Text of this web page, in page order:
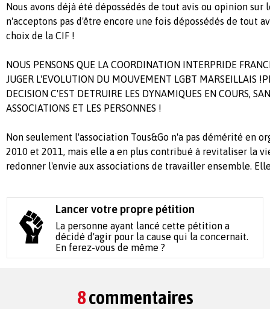
Nous avons déjà été dépossédés de tout avis ou opinion sur
n'acceptons pas d'être encore une fois dépossédés de tout
choix de la CIF !
NOUS PENSONS QUE LA COORDINATION INTERPRIDE
JUGER L'EVOLUTION DU MOUVEMENT LGBT MARSEILLAIS
DECISION C'EST DETRUIRE LES DYNAMIQUES EN COURS,
ASSOCIATIONS ET LES PERSONNES !
Non seulement l'association Tous&Go n'a pas démérité en
2010 et 2011, mais elle a en plus contribué à revitaliser la
redonner l'envie aux associations de travailler ensemble.
Lancer votre propre pétition
La personne ayant lancé cette pétition a
décidé d'agir pour la cause qui la concernait.
En ferez-vous de même ?
8commentaires